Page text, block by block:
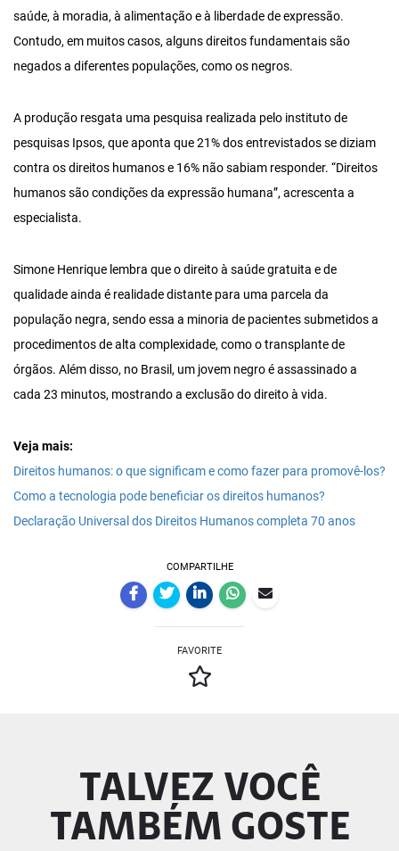
saúde, à moradia, à alimentação e à liberdade de expressão.
Contudo, em muitos casos, alguns direitos fundamentais são
negados a diferentes populações, como os negros.
A produção resgata uma pesquisa realizada pelo instituto de
pesquisas Ipsos, que aponta que 21% dos entrevistados se diziam
contra os direitos humanos e 16% não sabiam responder. “Direitos
humanos são condições da expressão humana”, acrescenta a
especialista.
Simone Henrique lembra que o direito à saúde gratuita e de
qualidade ainda é realidade distante para uma parcela da
população negra, sendo essa a minoria de pacientes submetidos a
procedimentos de alta complexidade, como o transplante de
órgãos. Além disso, no Brasil, um jovem negro é assassinado a
cada 23 minutos, mostrando a exclusão do direito à vida.
Veja mais:
Direitos humanos: o que significam e como fazer para promovê-los?
Como a tecnologia pode beneficiar os direitos humanos?
Declaração Universal dos Direitos Humanos completa 70 anos
COMPARTILHE
FAVORITE
TALVEZ VOCÊ
TAMBÉM GOSTE